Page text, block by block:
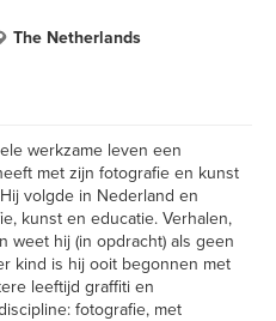
The Netherlands
werkzame leven een
met zijn fotografie en kunst
volgde in Nederland en
kunst en educatie. Verhalen,
weet hij (in opdracht) als geen
kind is hij ooit begonnen met
leeftijd graffiti en
fotografie, met